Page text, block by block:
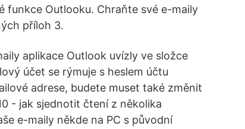
funkce Outlooku. Chraňte své e-maily
příloh 3.
aplikace Outlook uvízly ve složce
účet se rýmuje s heslem účtu
adrese, budete muset také změnit
- jak sjednotit čtení z několika
e-maily někde na PC s původní